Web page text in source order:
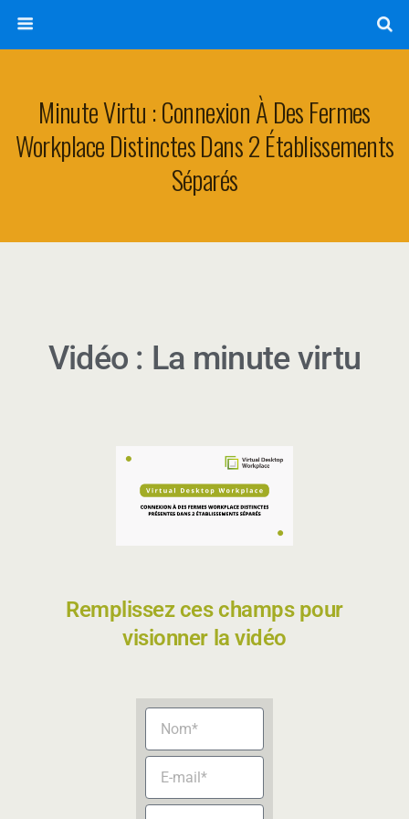
Minute Virtu : Connexion À Des Fermes
Workplace Distinctes Dans 2 Établissements
Séparés
Vidéo : La minute virtu
Remplissez ces champs pour
visionner la vidéo